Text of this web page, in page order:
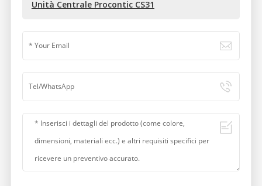
Unità Centrale Procontic CS31